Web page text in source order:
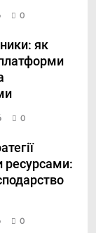
0
як
0
ресурсами:
0